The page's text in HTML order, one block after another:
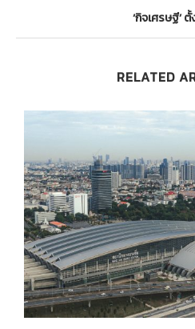
‘กิจเศรษฐี’
RELATED